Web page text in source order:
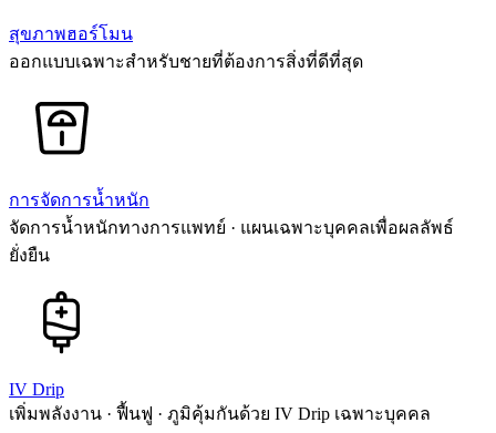
สุขภาพฮอร์โมน
ออกแบบเฉพาะสำหรับชายที่ต้องการสิ่งที่ดีที่สุด
การจัดการน้ำหนัก
จัดการน้ำหนักทางการแพทย์ · แผนเฉพาะบุคคลเพื่อผลลัพธ์
ยั่งยืน
IV Drip
เพิ่มพลังงาน · ฟื้นฟู · ภูมิคุ้มกันด้วย IV Drip เฉพาะบุคคล